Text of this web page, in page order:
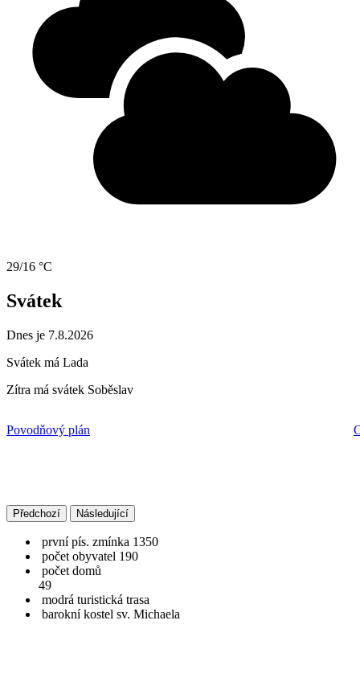
29/16 °C
Svátek
Dnes je 7.8.2026
Svátek má Lada
Zítra má svátek Soběslav
Povodňový plán
Předchozí Následující
první pís. zmínka 1350
počet obyvatel 190
počet domů
49
modrá turistická trasa
barokní kostel sv. Michaela